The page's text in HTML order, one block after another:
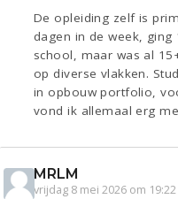
De opleiding zelf is
dagen in de week,
school, maar was al
op diverse vlakken.
in opbouw portfolio,
vond ik allemaal erg
MRLM
vrijdag 8 mei 2026 om 19:22